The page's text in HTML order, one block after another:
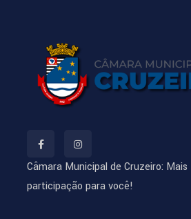
Câmara Municipal de Cruzeiro:
participação para você!